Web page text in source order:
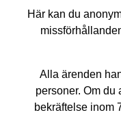
Här kan du
Alla ärenden
personer. Om du
bekräftelse inom